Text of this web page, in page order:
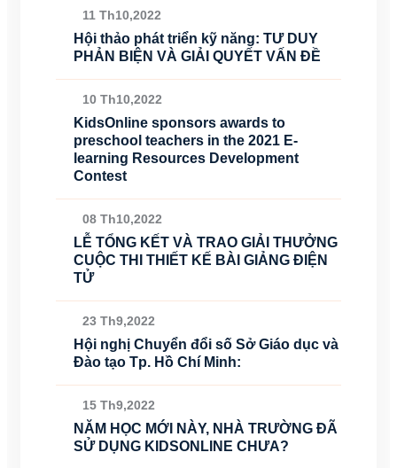
11 Th10,2022
Hội thảo phát triển kỹ năng: TƯ DUY
PHẢN BIỆN VÀ GIẢI QUYẾT VẤN ĐỀ
10 Th10,2022
KidsOnline sponsors awards to
preschool teachers in the 2021 E-
learning Resources Development
Contest
08 Th10,2022
LỄ TỔNG KẾT VÀ TRAO GIẢI THƯỞNG
CUỘC THI THIẾT KẾ BÀI GIẢNG ĐIỆN
TỬ
23 Th9,2022
Hội nghị Chuyển đổi số Sở Giáo dục và
Đào tạo Tp. Hồ Chí Minh:
15 Th9,2022
NĂM HỌC MỚI NÀY, NHÀ TRƯỜNG ĐÃ
SỬ DỤNG KIDSONLINE CHƯA?